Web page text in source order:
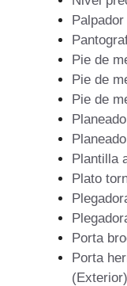
Pie de
Pie de
Pie de
Plantilla
Plato
Porta
Porta
(Exterior)